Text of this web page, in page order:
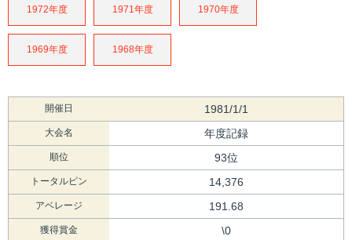
1972年度 1971年度 1970年度
1969年度 1968年度
開催日 1981/1/1
大会名 年度記録
順位 93位
トータルピン 14,376
アベレージ 191.68
獲得賞金 \0